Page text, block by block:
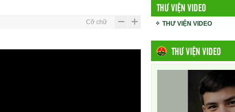
Cỡ chữ
THƯ VIỆN VIDEO
THƯ VIỆN VIDEO
THƯ VIỆN VIDEO